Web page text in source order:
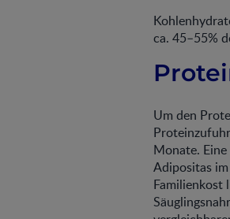
ca. 45–55%
Um den
Monate.
Adipositas
Familienkost